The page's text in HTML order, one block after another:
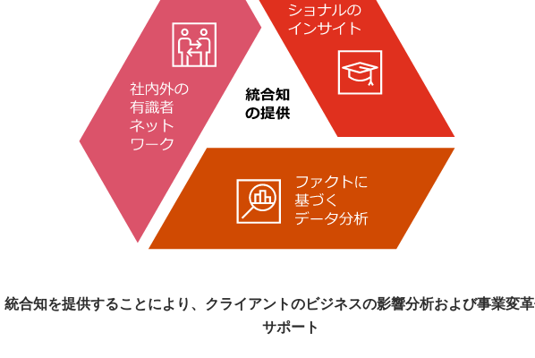
統合知を提供することにより、クライアントのビジネスの影響分析および事業変
サポート